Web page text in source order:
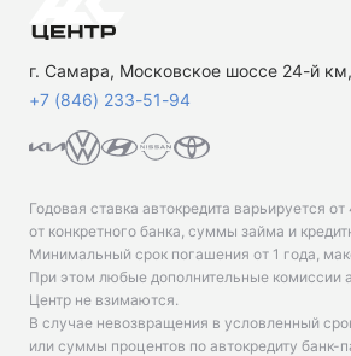
г. Самара, Московское шоссе 24-й
+7 (846) 233-51-94
Годовая ставка автокредита варьируется от
от конкретного банка, суммы займа и
Минимальный срок погашения от 1 года,
При этом любые дополнительные комиссии
Центр не взимаются.
В случае невозвращения в условленный
или суммы процентов по автокредиту банк-